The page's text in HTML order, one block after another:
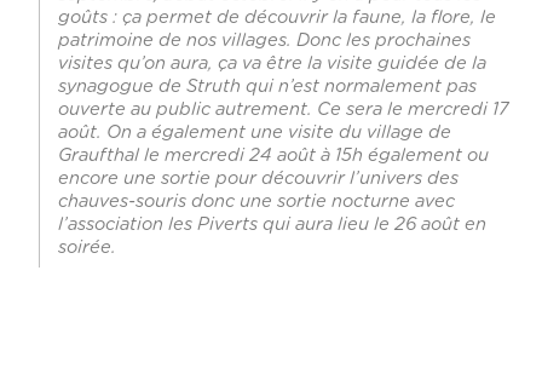
goûts : ça permet de découvrir la faune, la flore, le
patrimoine de nos villages. Donc les prochaines
visites qu’on aura, ça va être la visite guidée de la
synagogue de Struth qui n’est normalement pas
ouverte au public autrement. Ce sera le mercredi 17
août. On a également une visite du village de
Graufthal le mercredi 24 août à 15h également ou
encore une sortie pour découvrir l’univers des
chauves-souris donc une sortie nocturne avec
l’association les Piverts qui aura lieu le 26 août en
soirée.